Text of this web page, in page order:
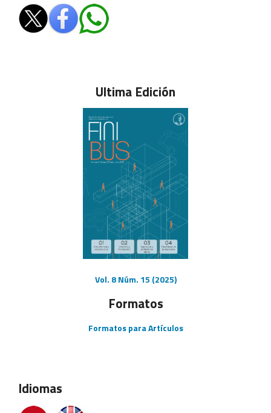
Ultima Edición
Vol. 8 Núm. 15 (2025)
Formatos
Formatos para Artículos
Idiomas